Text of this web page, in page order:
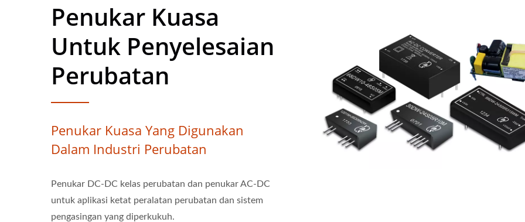
Penukar Kuasa
Untuk Penyelesaian
Perubatan
Penukar Kuasa Yang Digunakan
Dalam Industri Perubatan
Penukar DC-DC kelas perubatan dan penukar AC-DC
untuk aplikasi ketat peralatan perubatan dan sistem
pengasingan yang diperkukuh.